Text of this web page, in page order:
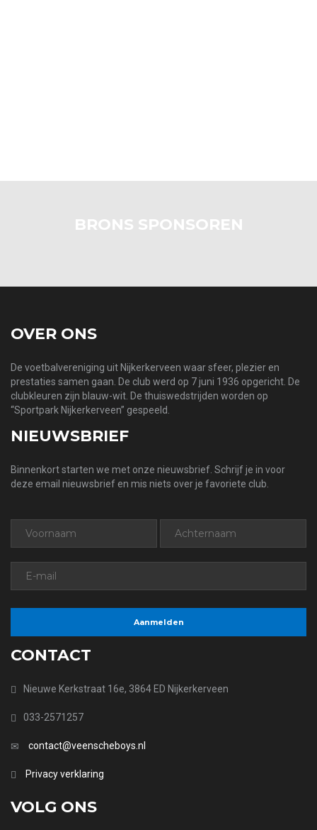
BRONS SPONSOREN
OVER ONS
De voetbalvereniging uit Nijkerkerveen waar sfeer, plezier en
prestaties samen gaan. De club werd op 7 juni 1936 opgericht. De
clubkleuren zijn blauw-wit. De thuiswedstrijden worden op
“Sportpark Nijkerkerveen” gespeeld.
NIEUWSBRIEF
Binnenkort starten we met onze nieuwsbrief. Schrijf je in voor
deze email nieuwsbrief en mis niets over je favoriete club.
CONTACT
Nieuwe Kerkstraat 16e, 3864 ED Nijkerkerveen
033-2571257
contact@veenscheboys.nl
Privacy verklaring
VOLG ONS